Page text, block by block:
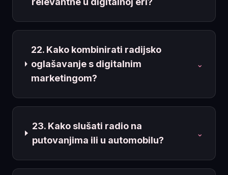
22. Kako kombinirati radijsko
oglašavanje s digitalnim
marketingom?
⌄
23. Kako slušati radio na
putovanjima ili u automobilu?
⌄